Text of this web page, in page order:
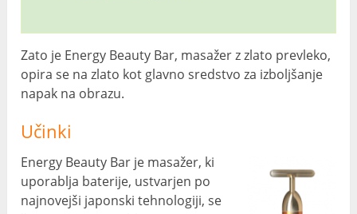
Zato je Energy Beauty Bar, masažer z zlato prevleko,
opira se na zlato kot glavno sredstvo za izboljšanje
napak na obrazu.
Učinki
Energy Beauty Bar je masažer, ki
uporablja baterije, ustvarjen po
najnovejši japonski tehnologiji, se